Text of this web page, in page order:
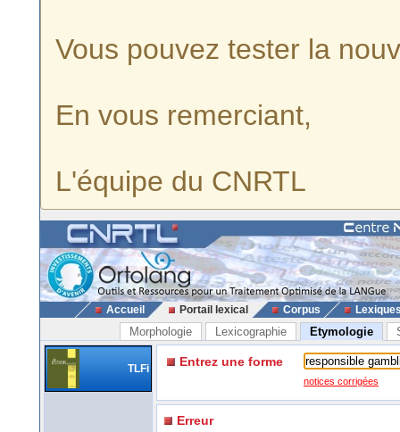
Vous pouvez tester la
En vous remerciant,
L'équipe du CNRTL
Accueil Portail lexical Corpus
Morphologie Lexicographie Etymologie
TLFi Entrez une forme
notices corrigées
Erreur